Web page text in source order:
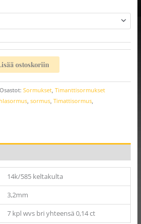
ostoskoriin
Osastot: Sormukset, Timanttisormukset
, sormus, Timattisormus,
14k/585 keltakulta
3,2mm
7 kpl wvs bri yhteensä 0,14 ct